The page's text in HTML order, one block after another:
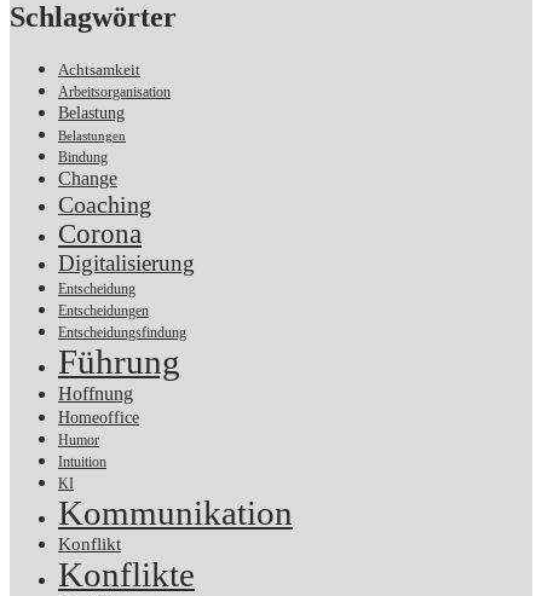
Schlagwörter
Achtsamkeit
Arbeitsorganisation
Belastung
Belastungen
Bindung
Change
Coaching
Corona
Digitalisierung
Entscheidung
Entscheidungen
Entscheidungsfindung
Führung
Hoffnung
Homeoffice
Humor
Intuition
KI
Kommunikation
Konflikt
Konflikte